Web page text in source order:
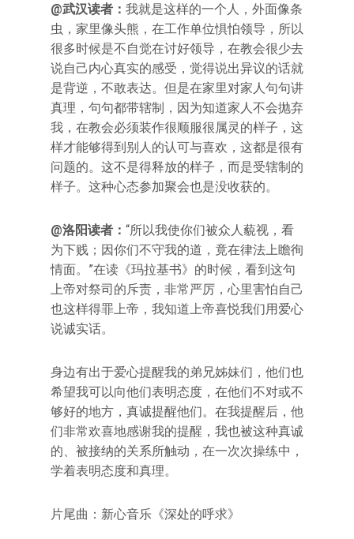
@武汉读者： 我就是这样的一个人，外面像条
虫，家里像头熊，在工作单位惧怕领导，所以
很多时候是不自觉在讨好领导，在教会很少去
说自己内心真实的感受，觉得说出异议的话就
是背逆，不敢表达。但是在家里对家人句句讲
真理，句句都带辖制，因为知道家人不会抛弃
我，在教会必须装作很顺服很属灵的样子，这
样才能够得到别人的认可与喜欢，这都是很有
问题的。这不是得释放的样子，而是受辖制的
样子。这种心态参加聚会也是没收获的。
@洛阳读者： “所以我使你们被众人藐视，看
为下贱；因你们不守我的道，竟在律法上瞻徇
情面。”在读《玛拉基书》的时候，看到这句
上帝对祭司的斥责，非常严厉，心里害怕自己
也这样得罪上帝，我知道上帝喜悦我们用爱心
说诚实话。
身边有出于爱心提醒我的弟兄姊妹们，他们也
希望我可以向他们表明态度，在他们不对或不
够好的地方，真诚提醒他们。在我提醒后，他
们非常欢喜地感谢我的提醒，我也被这种真诚
的、被接纳的关系所触动，在一次次操练中，
学着表明态度和真理。
片尾曲：新心音乐《深处的呼求》